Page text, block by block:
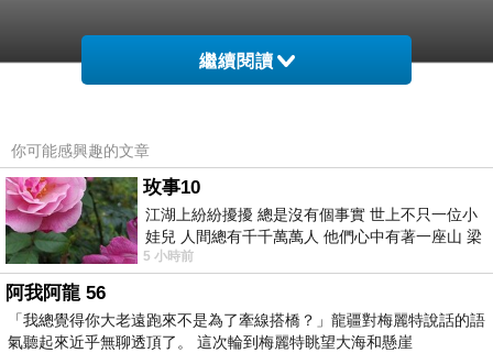
繼續閱讀
你可能感興趣的文章
玫事10
江湖上紛紛擾擾 總是沒有個事實 世上不只一位小
娃兒 人間總有千千萬萬人 他們心中有著一座山 梁
山佛山泰華衡恆嵩 一山之高
5 小時前
阿我阿龍 56
「我總覺得你大老遠跑來不是為了牽線搭橋？」龍疆對梅麗特說話的語
氣聽起來近乎無聊透頂了。 這次輪到梅麗特眺望大海和懸崖